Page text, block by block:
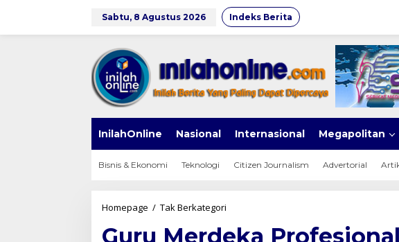
Sabtu, 8 Agustus 2026 Indeks Berita
InilahOnline Nasional Internasional Megapolitan
Bisnis & Ekonomi Teknologi Citizen Journalism Advertorial
Homepage / Tak Berkategori
Profesional
Guru Merdeka